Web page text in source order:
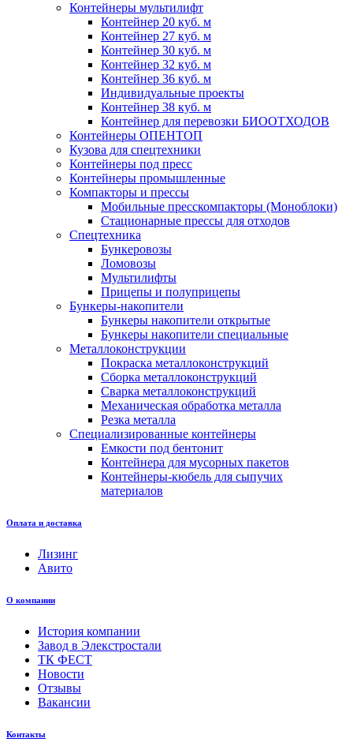
Контейнеры мультилифт
Контейнер 20 куб. м
Контейнер 27 куб. м
Контейнер 30 куб. м
Контейнер 32 куб. м
Контейнер 36 куб. м
Индивидуальные проекты
Контейнер 38 куб. м
Контейнер для перевозки БИООТХОДОВ
Контейнеры ОПЕНТОП
Кузова для спецтехники
Контейнеры под пресс
Контейнеры промышленные
Компакторы и прессы
Мобильные пресскомпакторы (Моноблоки)
Стационарные прессы для отходов
Спецтехника
Бункеровозы
Ломовозы
Мультилифты
Прицепы и полуприцепы
Бункеры-накопители
Бункеры накопители открытые
Бункеры накопители специальные
Металлоконструкции
Покраска металлоконструкций
Сборка металлоконструкций
Сварка металлоконструкций
Механическая обработка металла
Резка металла
Специализированные контейнеры
Емкости под бентонит
Контейнера для мусорных пакетов
Контейнеры-кюбель для сыпучих
материалов
Оплата и доставка
Лизинг
Авито
О компании
История компании
Завод в Элекстростали
ТК ФЕСТ
Новости
Отзывы
Вакансии
Контакты